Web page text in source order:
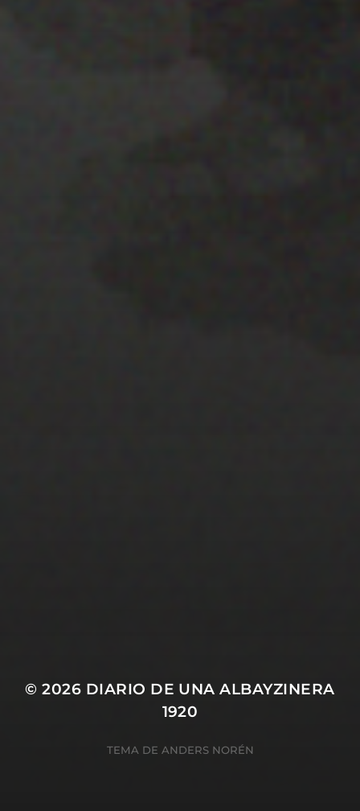
© 2026 DIARIO DE UNA ALBAYZINERA
1920
TEMA DE ANDERS NORÉN